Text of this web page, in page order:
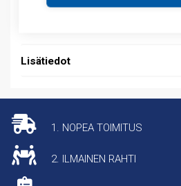
Tilauskoodi: 08450175013
Lisätiedot
1. NOPEA TOIMITUS
2. ILMAINEN RAHTI